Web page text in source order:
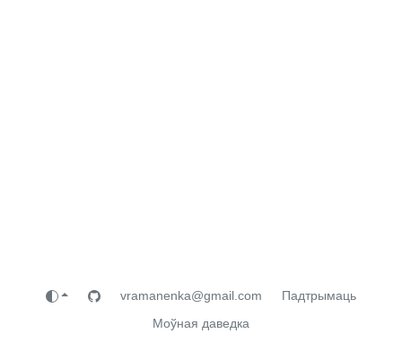
vramanenka@gmail.com
Падтрымаць
Моўная даведка